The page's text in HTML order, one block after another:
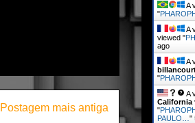
Postagem mais antiga
A
"
A
viewed "
ago
A
"
A
California
"
PAULO… "